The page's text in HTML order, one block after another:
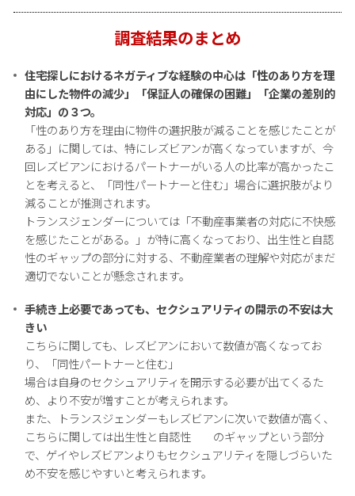
調査結果のまとめ
住宅探しにおけるネガティブな経験の中心は「性のあり方を理
由にした物件の減少」「保証人の確保の困難」「企業の差別的
対応」の３つ。
「性のあり方を理由に物件の選択肢が減ることを感じたことが
ある」に関しては、特にレズビアンが高くなっていますが、今
回レズビアンにおけるパートナーがいる人の比率が高かったこ
とを考えると、「同性パートナーと住む」場合に選択肢がより
減ることが推測されます。
トランスジェンダーについては「不動産事業者の対応に不快感
を感じたことがある。」が特に高くなっており、出生性と自認
性のギャップの部分に対する、不動産業者の理解や対応がまだ
適切でないことが懸念されます。
手続き上必要であっても、セクシュアリティの開示の不安は大
きい
こちらに関しても、レズビアンにおいて数値が高くなってお
り、「同性パートナーと住む」
場合は自身のセクシュアリティを開示する必要が出てくるた
め、より不安が増すことが考えられます。
また、トランスジェンダーもレズビアンに次いで数値が高く、
こちらに関しては出生性と自認性 のギャップという部分
で、ゲイやレズビアンよりもセクシュアリティを隠しづらいた
め不安を感じやすいと考えられます。